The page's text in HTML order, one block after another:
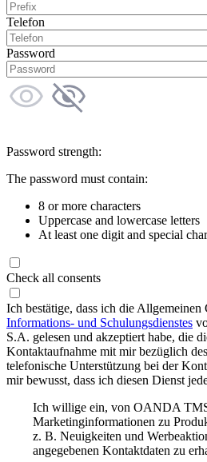
Telefon
Password
Password strength:
The password must contain:
8 or more characters
Uppercase and lowercase letters
At least one digit and special
Check all consents
Ich bestätige, dass ich die Allgemeinen
Informations- und Schulungsdienstes
S.A. gelesen und akzeptiert habe, die
Kontaktaufnahme mit mir bezüglich
telefonische Unterstützung bei der
mir bewusst, dass ich diesen Dienst
Ich willige ein, von OANDA
Marketinginformationen zu
z. B. Neuigkeiten und
angegebenen Kontaktdaten zu